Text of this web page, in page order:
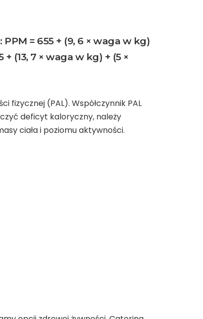
= 655 + (9, 6 × waga w kg)
(13, 7 × waga w kg) + (5 ×
fizycznej (PAL). Współczynnik PAL
deficyt kaloryczny, należy
ciała i poziomu aktywności.